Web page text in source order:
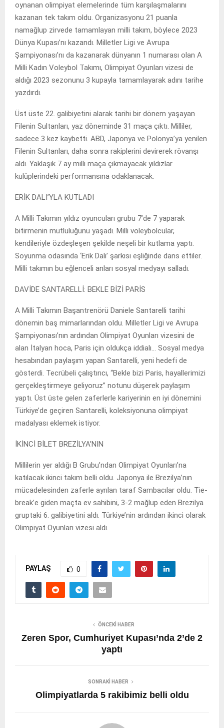
oynanan olimpiyat elemelerinde tüm karşılaşmalarını
kazanan tek takım oldu. Organizasyonu 21 puanla
namağlup zirvede tamamlayan milli takım, böylece 2023
Dünya Kupası’nı kazandı. Milletler Ligi ve Avrupa
Şampiyonası’nı da kazanarak dünyanın 1 numarası olan A
Milli Kadın Voleybol Takımı, Olimpiyat Oyunları vizesi de
aldığı 2023 sezonunu 3 kupayla tamamlayarak adını tarihe
yazdırdı.
Üst üste 22. galibiyetini alarak tarihi bir dönem yaşayan
Filenin Sultanları, yaz döneminde 31 maça çıktı. Milliler,
sadece 3 kez kaybetti. ABD, Japonya ve Polonya’ya yenilen
Filenin Sultanları, daha sonra rakiplerini devirerek rövanşı
aldı. Yaklaşık 7 ay milli maça çıkmayacak yıldızlar
kulüplerindeki performansına odaklanacak.
ERİK DALI’YLA KUTLADI
A Milli Takımın yıldız oyuncuları grubu 7’de 7 yaparak
bitirmenin mutluluğunu yaşadı. Milli voleybolcular,
kendileriyle özdeşleşen şekilde neşeli bir kutlama yaptı.
Soyunma odasında ‘Erik Dalı’ şarkısı eşliğinde dans ettiler.
Milli takımın bu eğlenceli anları sosyal medyayı salladı.
DAVİDE SANTARELLİ: BEKLE BİZİ PARİS
A Milli Takımın Başantrenörü Daniele Santarelli tarihi
dönemin baş mimarlarından oldu. Milletler Ligi ve Avrupa
Şampiyonası’nın ardından Olimpiyat Oyunları vizesini de
alan İtalyan hoca, Paris için oldukça iddialı… Sosyal medya
hesabından paylaşım yapan Santarelli, yeni hedefi de
gösterdi. Tecrübeli çalıştırıcı, “Bekle bizi Paris, hayallerimizi
gerçekleştirmeye geliyoruz” notunu düşerek paylaşım
yaptı. Üst üste gelen zaferlerle kariyerinin en iyi dönemini
Türkiye’de geçiren Santarelli, koleksiyonuna olimpiyat
madalyası eklemek istiyor.
İKİNCİ BİLET BREZİLYA’NIN
Millilerin yer aldığı B Grubu’ndan Olimpiyat Oyunları’na
katılacak ikinci takım belli oldu. Japonya ile Brezilya’nın
mücadelesinden zaferle ayrılan taraf Sambacılar oldu. Tie-
break’e giden maçta ev sahibini, 3-2 mağlup eden Brezilya
gruptaki 6. galibiyetini aldı. Türkiye’nin ardından ikinci olarak
Olimpiyat Oyunları vizesi aldı.
PAYLAŞ 0
ÖNCEKI HABER
Zeren Spor, Cumhuriyet Kupası’nda 2’de 2
yaptı
SONRAKI HABER
Olimpiyatlarda 5 rakibimiz belli oldu